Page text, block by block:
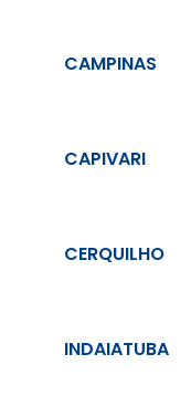
CAMPINAS
CAPIVARI
CERQUILHO
INDAIATUBA